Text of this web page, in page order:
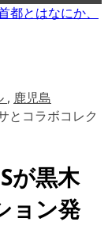
都とはなにか、
, 鹿児島
とコラボコレク
が黒木
ョン発